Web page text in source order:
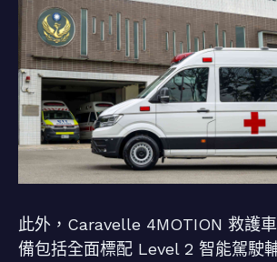
此外，Caravelle 4MOTION 救護
備包括全面標配 Level 2 智能駕駛